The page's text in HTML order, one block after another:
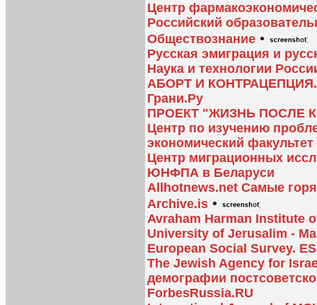
Центр
Российский
Обществознание •
Русская эмиграция и
Наука и технологии
АБОРТ И
Грани.Ру
ПРОЕКТ "ЖИЗНЬ ПОСЛЕ
Центр по изучению
экономический
Центр миграционных
ЮНФПА в Беларуси
Allhotnews.net Самые
Archive.is •
Avraham Harman Institute
University of Jerusalim -
European Social Survey.
The Jewish Agency for
демографии
ForbesRussia.RU